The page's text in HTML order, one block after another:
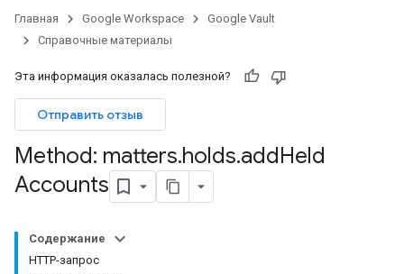
Главная Google Workspace
Google Vault
Справочные материалы
Эта информация оказалась полезной?
Отправить отзыв
Method: matters.holds.addHeld
Accounts
Содержание
HTTP-запрос